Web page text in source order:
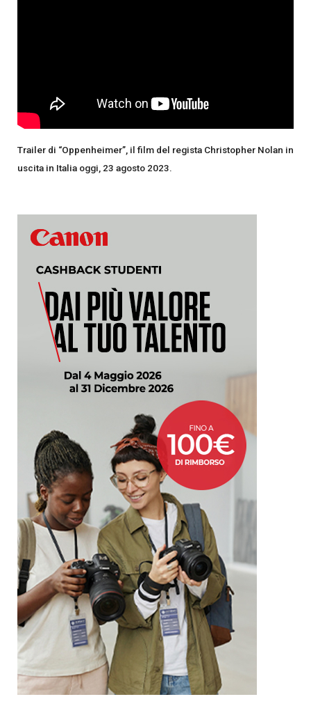
Trailer di “Oppenheimer”, il film del regista Christopher Nolan in
uscita in Italia oggi, 23 agosto 2023.